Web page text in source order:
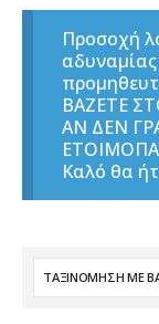
Προσοχή
ΒΑΖΕΤΕ
ΑΝ ΔΕΝ
Καλό θα